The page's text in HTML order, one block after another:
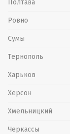
Полтава
Ровно
Сумы
Тернополь
Харьков
Херсон
Хмельницкий
Черкассы